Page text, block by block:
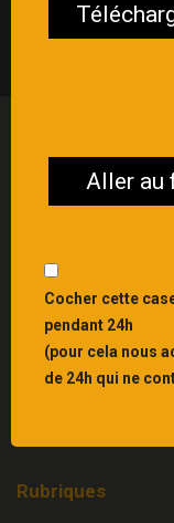
Interbibly
patrimoine écrit en
Liens
Rubriques
Aller au
Cocher cette
pendant 24h
(pour cela nous
de 24h qui ne